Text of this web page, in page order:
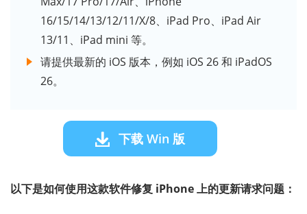
16/15/14/13/12/11/X/8、iPad Pro、iPad Air
13/11、iPad mini 等。
请提供最新的 iOS 版本，例如 iOS 26 和 iPadOS
26。
下载 Win 版
以下是如何使用这款软件修复 iPhone 上的更新请求问题：